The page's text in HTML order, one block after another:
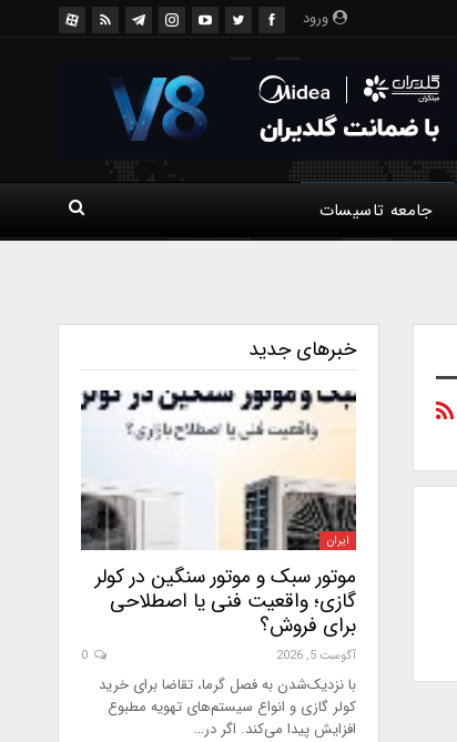
ورود
جامعه تاسیسات
خبرهای جدید
ایران
موتور سبک و موتور سنگین در کولر
گازی؛ واقعیت فنی یا اصطلاحی
برای فروش؟
آگوست 5, 2026
با نزدیک‌شدن به فصل گرما، تقاضا برای خرید
کولر گازی و انواع سیستم‌های تهویه مطبوع
افزایش پیدا می‌کند. اگر در…